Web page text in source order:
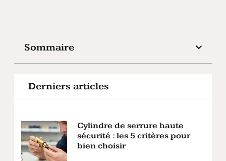
Sommaire
Derniers articles
Cylindre de serrure haute
sécurité : les 5 critères pour
bien choisir